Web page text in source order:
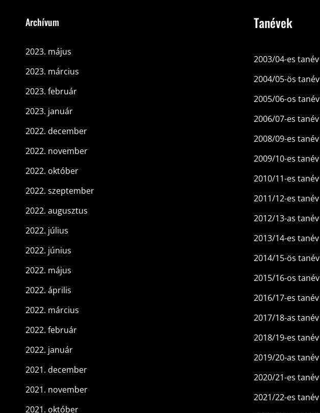
Archívum
2023. május
2023. március
2023. február
2023. január
2022. december
2022. november
2022. október
2022. szeptember
2022. augusztus
2022. július
2022. június
2022. május
2022. április
2022. március
2022. február
2022. január
2021. december
2021. november
2021. október
Tanévek
2003/04-es tanév
2004/05-ös tanév
2005/06-os tanév
2006/07-es tanév
2008/09-es tanév
2009/10-es tanév
2010/11-es tanév
2011/12-es tanév
2012/13-as tanév
2013/14-es tanév
2014/15-ös tanév
2015/16-os tanév
2016/17-es tanév
2017/18-as tanév
2018/19-es tanév
2019/20-as tanév
2020/21-es tanév
2021/22-es tanév